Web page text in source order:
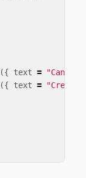
({ text = "Cancel"
({ text =
"Create